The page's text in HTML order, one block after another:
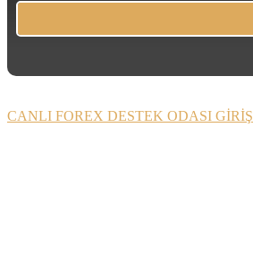
CANLI FOREX DESTEK ODASI GİRİŞ